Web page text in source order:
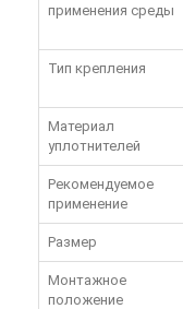
применения среды
Тип крепления
Материал
уплотнителей
Рекомендуемое
применение
Размер
Монтажное
положение